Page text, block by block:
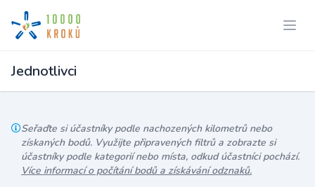
Jednotlivci
Seřaďte si účastníky podle nachozených kilometrů nebo
získaných bodů. Využijte připravených filtrů a zobrazte si
účastníky podle kategorií nebo místa, odkud účastníci pochází.
Více informací o počítání bodů a získávání odznaků.